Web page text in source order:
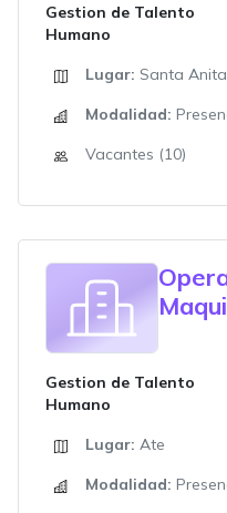
Gestion de Talento
Humano
Lugar: Santa Anita
Modalidad:
Vacantes (10)
Gestion de Talento
Humano
Lugar: Ate
Modalidad: